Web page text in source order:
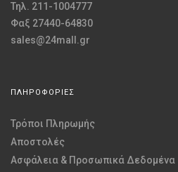
Τηλ. 211-1004777
Φαξ 27440-64830
sales@24mall.gr
ΠΛΗΡΟΦΟΡΙΕΣ
Τρόποι Πληρωμής
Αποστολές
Ασφάλεια & Προσωπικά Δεδομένα